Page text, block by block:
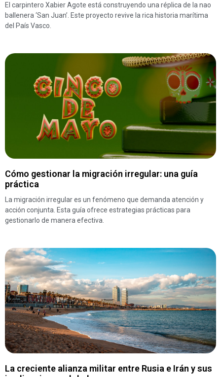
El carpintero Xabier Agote está construyendo una réplica de la nao
ballenera ‘San Juan’. Este proyecto revive la rica historia marítima
del País Vasco.
Cómo gestionar la migración irregular: una guía
práctica
La migración irregular es un fenómeno que demanda atención y
acción conjunta. Esta guía ofrece estrategias prácticas para
gestionarlo de manera efectiva.
La creciente alianza militar entre Rusia e Irán y sus